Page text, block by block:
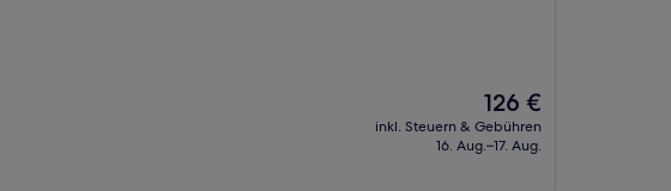
Der
Preis
beträgt
126 €
inkl. Steuern & Gebühren
16. Aug.–17. Aug.